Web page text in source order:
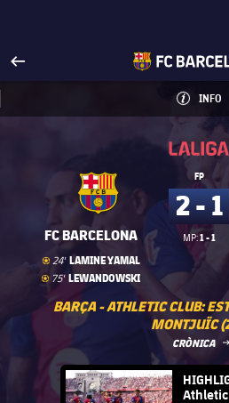
Visita
INFO
INFO
La Liga
FC BARCELONA
Golgoal
24' LAMINE YAMAL
Golgoal
75' LEWANDOWSKI
FP
2 - 1
MP:1 - 1
BARÇA - ATHLETIC CLUB:
MONTJUÏC
CRÒNICA
FC Barcelona club
Athletic